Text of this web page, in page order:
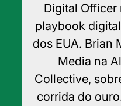
Digital Officer
playbook
dos EUA. Brian
Media na
Collective,
corrida do